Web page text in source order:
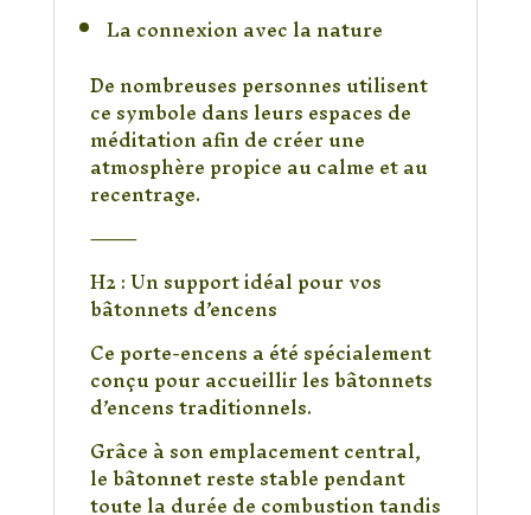
La connexion avec la nature
De nombreuses personnes utilisent
ce symbole dans leurs espaces de
méditation afin de créer une
atmosphère propice au calme et au
recentrage.
⸻
H2 : Un support idéal pour vos
bâtonnets d’encens
Ce porte-encens a été spécialement
conçu pour accueillir les bâtonnets
d’encens traditionnels.
Grâce à son emplacement central,
le bâtonnet reste stable pendant
toute la durée de combustion tandis